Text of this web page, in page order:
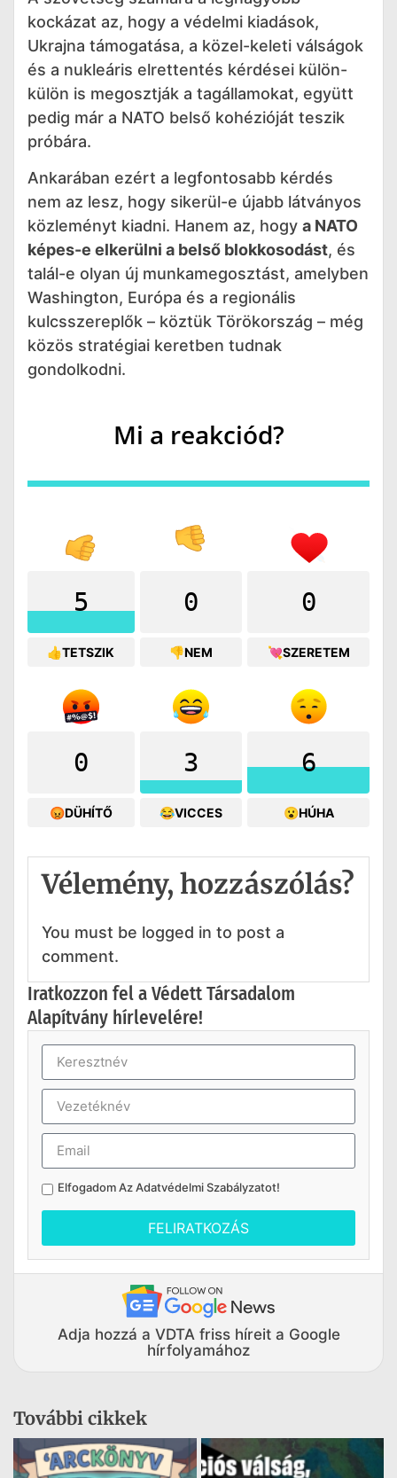
kockázat az, hogy a védelmi kiadások,
Ukrajna támogatása, a közel-keleti válságok
és a nukleáris elrettentés kérdései külön-
külön is megosztják a tagállamokat, együtt
pedig már a NATO belső kohézióját teszik
próbára.
Ankarában ezért a legfontosabb kérdés
nem az lesz, hogy sikerül-e újabb látványos
közleményt kiadni. Hanem az, hogy a NATO
képes-e elkerülni a belső blokkosodást, és
talál-e olyan új munkamegosztást, amelyben
Washington, Európa és a regionális
kulcsszereplők – köztük Törökország – még
közös stratégiai keretben tudnak
gondolkodni.
Mi a reakciód?
5
👍TETSZIK
0
👎NEM
0
💘SZERETEM
0
😡DÜHÍTŐ
3
😂VICCES
6
😮HÚHA
Vélemény, hozzászólás?
You must be logged in to post a
comment.
Iratkozzon fel a Védett Társadalom
Alapítvány hírlevelére!
Elfogadom AzAdatvédelmi Szabályzatot!
FELIRATKOZÁS
Adja hozzá a VDTA friss híreit a Google
hírfolyamához
További cikkek